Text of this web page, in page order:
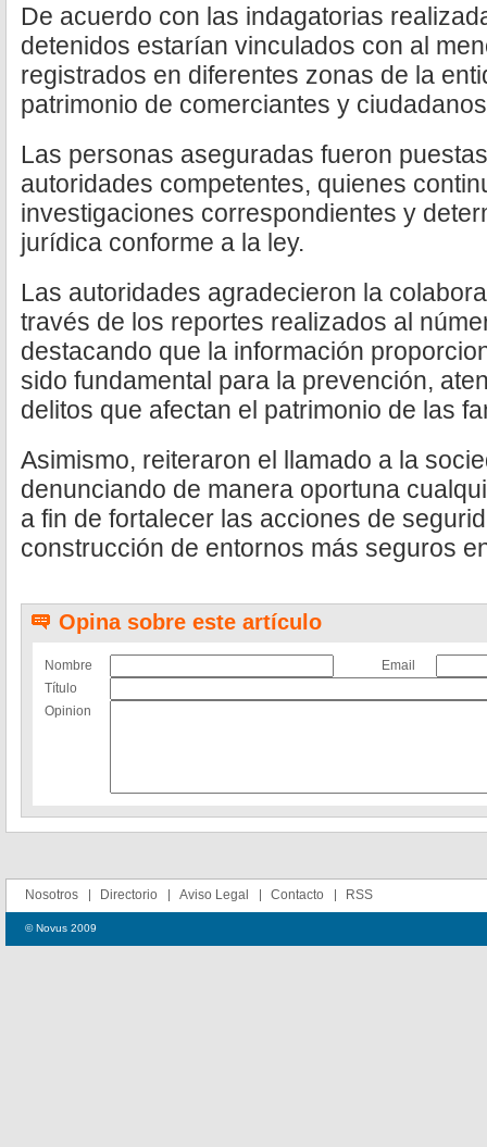
De acuerdo con las indagatorias
detenidos estarían vinculados con al
registrados en diferentes zonas de la
patrimonio de comerciantes y
Las personas aseguradas fueron
autoridades competentes, quienes
investigaciones correspondientes y
jurídica conforme a la ley.
Las autoridades agradecieron la
través de los reportes realizados al
destacando que la información
sido fundamental para la prevención,
delitos que afectan el patrimonio de las
Asimismo, reiteraron el llamado a la
denunciando de manera oportuna
a fin de fortalecer las acciones de
construcción de entornos más seguros
Opina sobre este artículo
Nombre
Email
Título
Opinion
Nosotros Directorio Aviso Legal Contacto RSS
© Novus 2009